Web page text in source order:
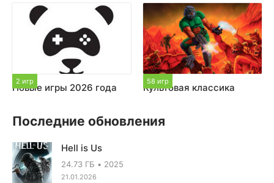
2 игр
Новые игры 2026 года
58 игр
Культовая классика
Последние обновления
Hell is Us
24.73 ГБ 2025
21.01.2026